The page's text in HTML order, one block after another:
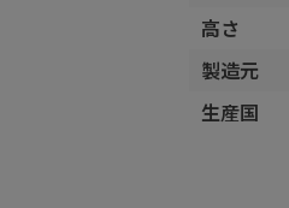
高さ
製造元
生産国